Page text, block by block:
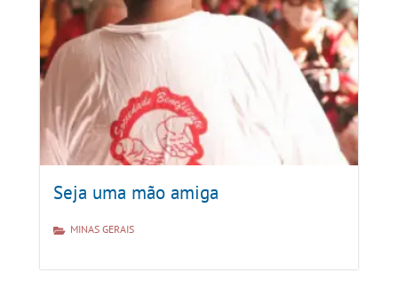
Seja uma mão amiga
MINAS GERAIS